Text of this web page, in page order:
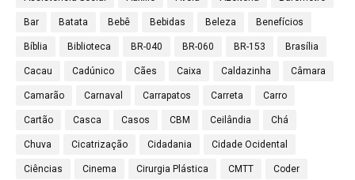
Bar Batata Bebê Bebidas Beleza Benefícios
Bíblia Biblioteca BR-040 BR-060 BR-153 Brasília
Cacau Cadúnico Cães Caixa Caldazinha Câmara
Camarão Carnaval Carrapatos Carreta Carro
Cartão Casca Casos CBM Ceilândia Chá
Chuva Cicatrização Cidadania Cidade Ocidental
Ciências Cinema Cirurgia Plástica CMTT Coder